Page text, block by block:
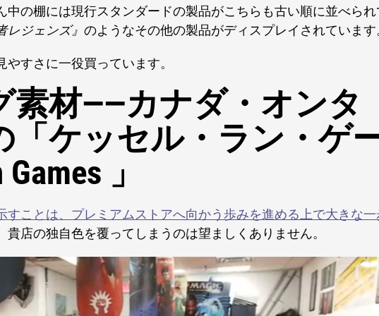
の棚には現行スタンダードの製品がこちらも古い順に並べら
レジェンズ』 のようなその他の製品がディスプレイされていま
すさに一役買っています。
素材――カナダ・オンタ
「ケッセル・ラン・ゲ
」
ことは、プレミアムストアへ向かう歩みを進める上で大きな
店の独自色を覆ってしまうのは望ましくありません。